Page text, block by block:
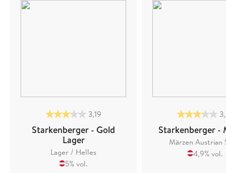
3,19
Starkenberger - Gold
Lager
Lager / Helles
5% vol.
Starkenberger -
Märzen Austrian
4,9% vol.